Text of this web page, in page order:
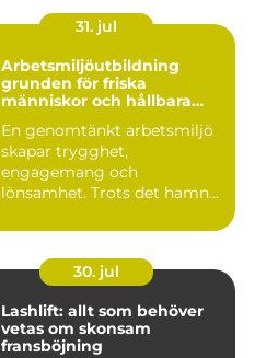
31. jul
Arbetsmiljöutbildning
grunden för friska
människor och hållbara
En genomtänkt arbetsmiljö
skapar trygghet,
engagemang och
lönsamhet. Trots det hamnar
30. jul
Lashlift: allt som behöver
vetas om skonsam
fransböjning